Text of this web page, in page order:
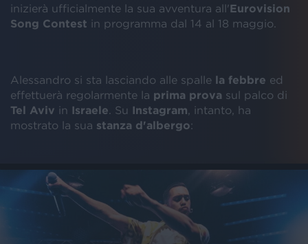
inizierà ufficialmente la sua avventura all'Eurovision
Song Contest in programma dal 14 al 18 maggio.
Alessandro si sta lasciando alle spalle la febbre ed
effettuerà regolarmente la prima prova sul palco di
Tel Aviv in Israele . Su Instagram , intanto, ha
mostrato la sua stanza d'albergo: